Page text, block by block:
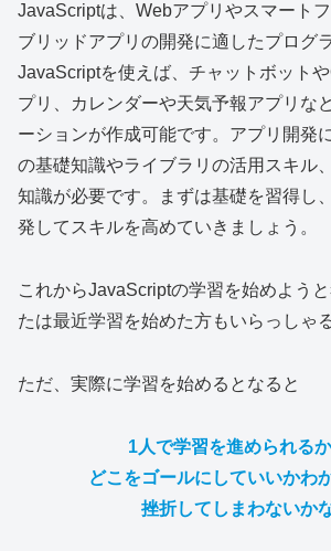
JavaScriptは、Webアプリやスマート
ブリッドアプリの開発に適したプログ
JavaScriptを使えば、チャットボット
プリ、カレンダーや天気予報アプリな
ーションが作成可能です。アプリ開発
の基礎知識やライブラリの活用スキル
知識が必要です。まずは基礎を習得し
発してスキルを高めていきましょう。
これからJavaScriptの学習を始めよう
たは最近学習を始めた方もいらっしゃ
ただ、実際に学習を始めるとなると
1人で学習を進められる
どこをゴールにしていいかわ
挫折してしまわないか